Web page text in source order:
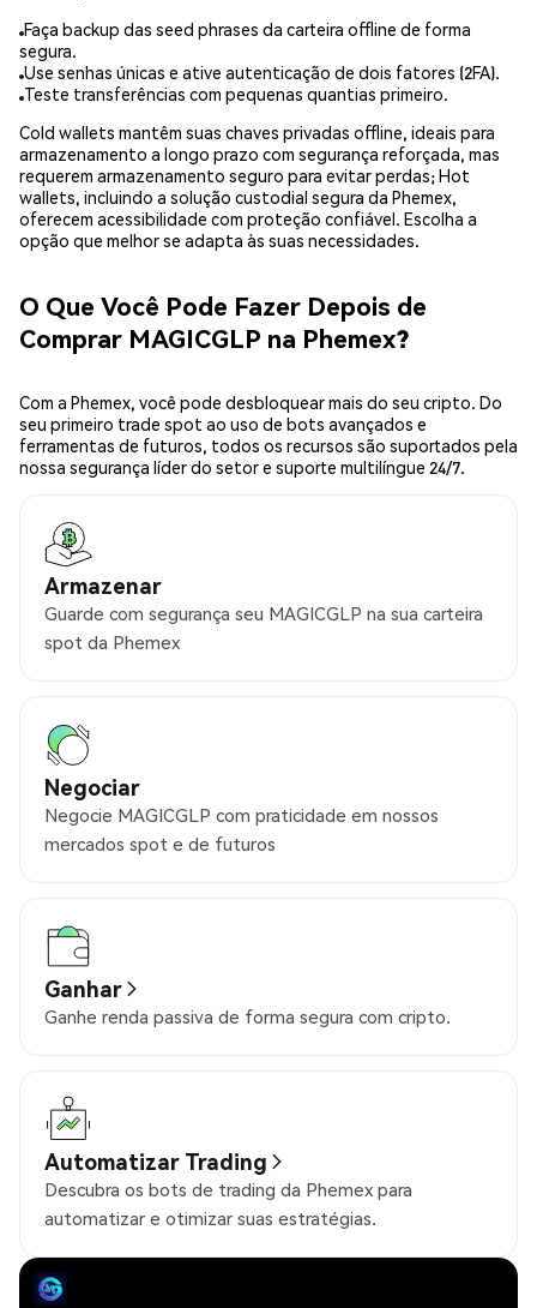
Faça backup das seed phrases da carteira offline de forma
segura.
Use senhas únicas e ative autenticação de dois fatores (2FA).
Teste transferências com pequenas quantias primeiro.
Cold wallets mantêm suas chaves privadas offline, ideais para
armazenamento a longo prazo com segurança reforçada, mas
requerem armazenamento seguro para evitar perdas; Hot
wallets, incluindo a solução custodial segura da Phemex,
oferecem acessibilidade com proteção confiável. Escolha a
opção que melhor se adapta às suas necessidades.
O Que Você Pode Fazer Depois de
Comprar MAGICGLP na Phemex?
Com a Phemex, você pode desbloquear mais do seu cripto. Do
seu primeiro trade spot ao uso de bots avançados e
ferramentas de futuros, todos os recursos são suportados pela
nossa segurança líder do setor e suporte multilíngue 24/7.
Armazenar
Guarde com segurança seu MAGICGLP na sua carteira
spot da Phemex
Negociar
Negocie MAGICGLP com praticidade em nossos
mercados spot e de futuros
Ganhar
Ganhe renda passiva de forma segura com cripto.
Automatizar Trading
Descubra os bots de trading da Phemex para
automatizar e otimizar suas estratégias.